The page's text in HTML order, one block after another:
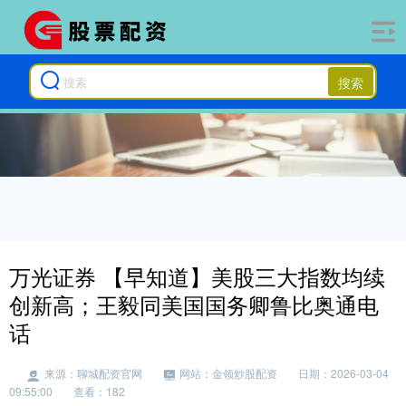
搜索
万光证券 【早知道】美股三大指数均续
创新高；王毅同美国国务卿鲁比奥通电
话
来源：聊城配资官网 网站：金领炒股配资
日期：2026-03-04
09:55:00
查看：182